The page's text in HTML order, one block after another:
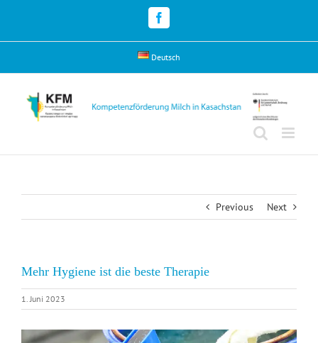
Facebook
Deutsch
Previous Next
Mehr Hygiene ist die beste Therapie
1. Juni 2023
View